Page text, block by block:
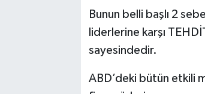
Bunun belli başlı 2
liderlerine karşı
sayesindedir.
ABD’deki bütün etkili